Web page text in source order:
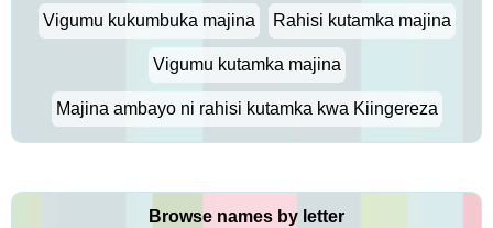
Vigumu kukumbuka majina Rahisi kutamka majina
Vigumu kutamka majina
Majina ambayo ni rahisi kutamka kwa Kiingereza
Browse names by letter